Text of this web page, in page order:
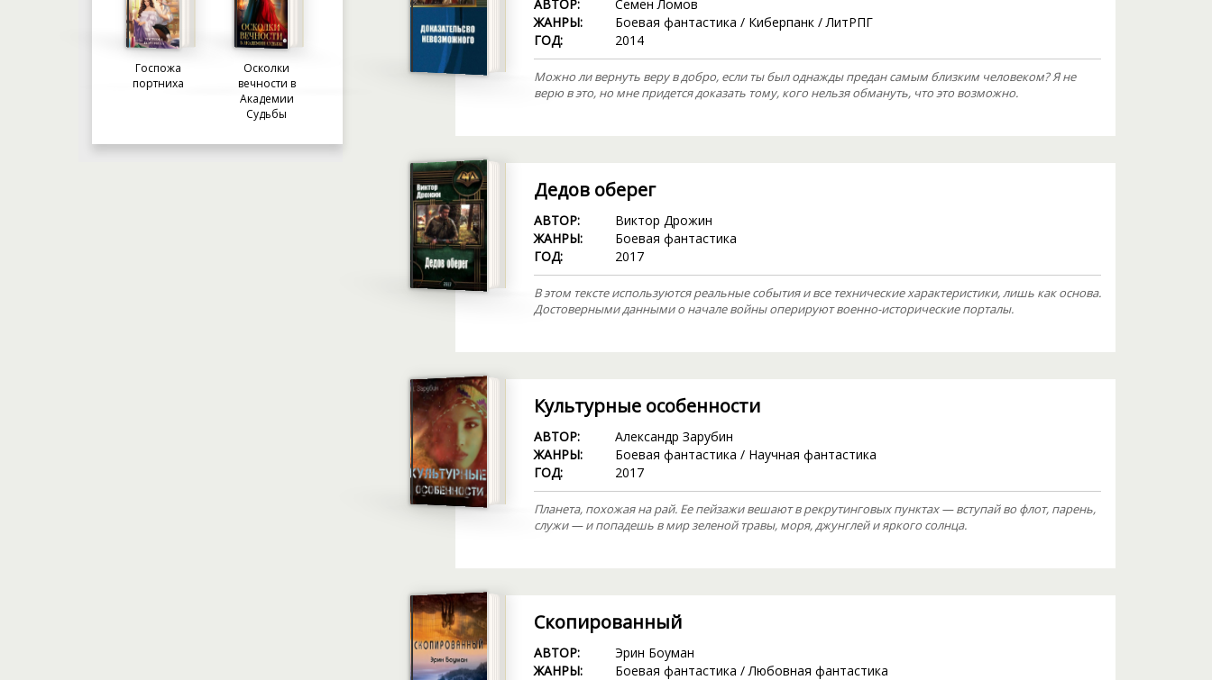
Госпожа
портниха
Осколки
вечности в
Академии
Судьбы
АВТОР:
Семен Ломов
ЖАНРЫ:
Боевая фантастика / Киберпанк/ЛитРПГ
ГОД:
2014
Можно ли вернуть веру в добро, если ты был однажды предан самым близким человеком? Я не
верю в это, но мне придется доказать тому, кого нельзя обмануть, что это возможно.
Дедов оберег
АВТОР:
Виктор Дрожин
ЖАНРЫ:
Боевая фантастика
ГОД:
2017
В этом тексте используются реальные события и все технические характеристики, лишь как основа.
Достоверными данными о начале войны оперируют военно-исторические порталы.
Культурные особенности
АВТОР:
Александр Зарубин
ЖАНРЫ:
Боевая фантастика / Научная фантастика
ГОД:
2017
Планета, похожая на рай. Ее пейзажи вешают в рекрутинговых пунктах — вступай во флот, парень,
служи — и попадешь в мир зеленой травы, моря, джунглей и яркого солнца.
Скопированный
АВТОР:
Эрин Боуман
ЖАНРЫ:
Боевая фантастика /Любовная фантастика